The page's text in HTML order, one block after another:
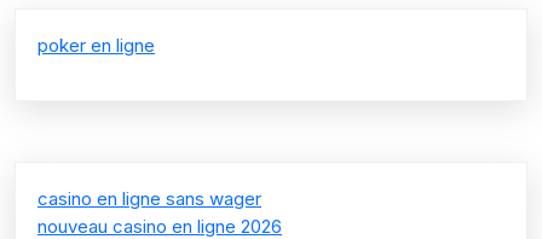
poker en ligne
casino en ligne sans wager
nouveau casino en ligne 2026